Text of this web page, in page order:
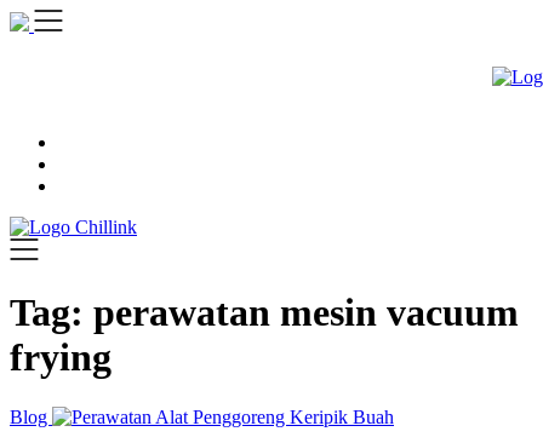
Skip
Tag: perawatan mesin vacuum
frying
Blog